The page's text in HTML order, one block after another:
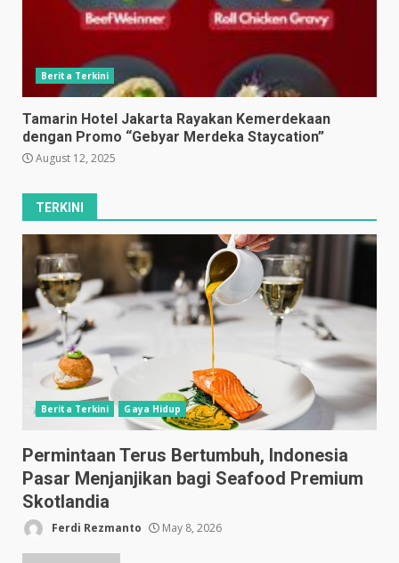
Berita Terkini
Tamarin Hotel Jakarta Rayakan Kemerdekaan
dengan Promo “Gebyar Merdeka Staycation”
August 12, 2025
TERKINI
Berita Terkini Gaya Hidup
Permintaan Terus Bertumbuh, Indonesia
Pasar Menjanjikan bagi Seafood Premium
Skotlandia
Ferdi Rezmanto May 8, 2026